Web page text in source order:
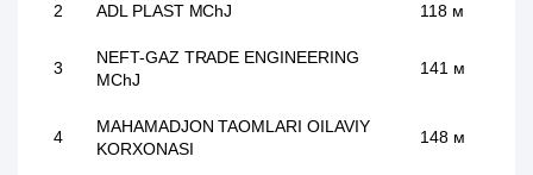
2 ADL PLAST MChJ 118 м
3
NEFT-GAZ TRADE ENGINEERING
MChJ
141 м
4
MAHAMADJON TAOMLARI OILAVIY
KORXONASI
148 м